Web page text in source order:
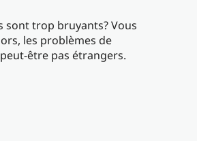
sont trop bruyants? Vous
les problèmes de
être pas étrangers.